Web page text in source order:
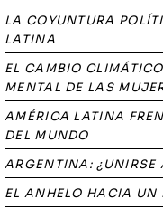
LA COYUNTURA
LATINA
EL CAMBIO
MENTAL DE LAS
AMÉRICA LATINA
DEL MUNDO
ARGENTINA: ¿UNIRSE
EL ANHELO HACIA UN